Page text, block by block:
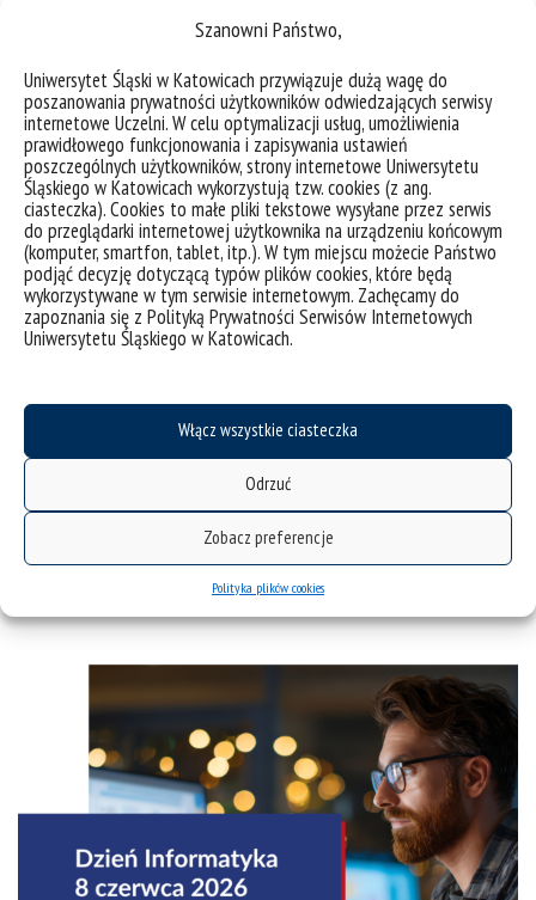
Szanowni Państwo,
Uniwersytet Śląski w Katowicach przywiązuje dużą wagę do
poszanowania prywatności użytkowników odwiedzających serwisy
internetowe Uczelni. W celu optymalizacji usług, umożliwienia
prawidłowego funkcjonowania i zapisywania ustawień
poszczególnych użytkowników, strony internetowe Uniwersytetu
Śląskiego w Katowicach wykorzystują tzw. cookies (z ang.
ciasteczka). Cookies to małe pliki tekstowe wysyłane przez serwis
do przeglądarki internetowej użytkownika na urządzeniu końcowym
(komputer, smartfon, tablet, itp.). W tym miejscu możecie Państwo
podjąć decyzję dotyczącą typów plików cookies, które będą
wykorzystywane w tym serwisie internetowym. Zachęcamy do
zapoznania się z Polityką Prywatności Serwisów Internetowych
Uniwersytetu Śląskiego w Katowicach.
Włącz wszystkie ciasteczka
Odrzuć
Zobacz preferencje
Polityka plików cookies
technologii oraz prelekcji, które połączą pokolenia w
Waspraktyczne warsztaty, podczas których
samodzielnie zgłębisz sekrety sztucznej inteligencji,
sieci neuronowych oraz projektowania gier w Unreal
Engine 5. Polecamy wyjątkowypokaz sztuki
generatywnej;przekonasz się na własne oczy, czy
komputer potrafi stać się prawdziwym artystą.
To doskonała okazja, abyniezależnie od wieku
odkryć tajniki programowania, zgłębić sztuczną
inteligencję i wspólnie spędzić czas na rozwijaniu
cyfrowych pasji.
Gry i zabawy